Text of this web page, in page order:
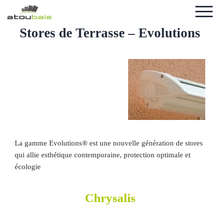
Stores de Terrasse – Evolutions
La gamme Evolutions® est une nouvelle génération de stores
qui allie esthétique contemporaine, protection optimale et
écologie
Chrysalis